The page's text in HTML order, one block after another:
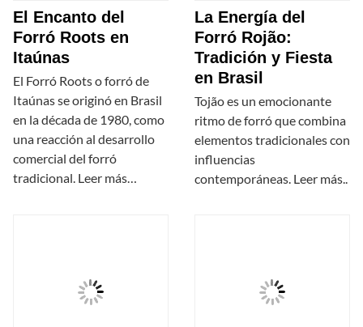
El Encanto del
Forró Roots en
Itaúnas
El Forró Roots o forró de
Itaúnas se originó en Brasil
en la década de 1980, como
una reacción al desarrollo
comercial del forró
tradicional. Leer más…
La Energía del
Forró Rojão:
Tradición y Fiesta
en Brasil
Tojão es un emocionante
ritmo de forró que combina
elementos tradicionales con
influencias
contemporáneas. Leer más..